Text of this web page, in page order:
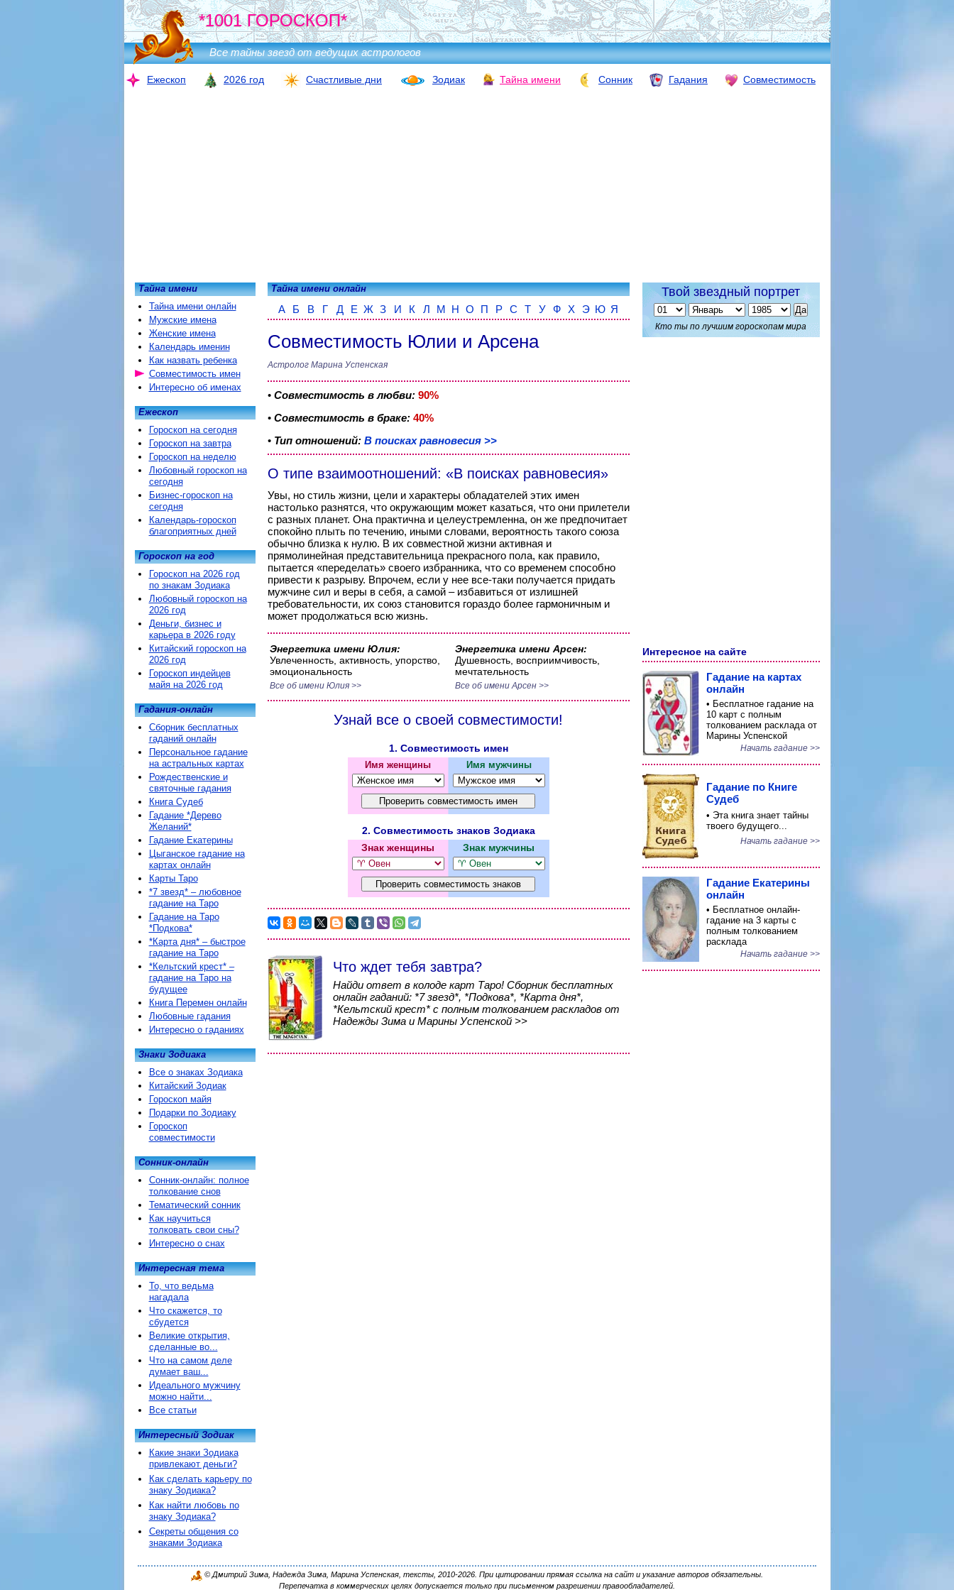
*1001 ГОРОСКОП*
Все тайны звезд от ведущих астрологов
Ежескоп 2026 год Счастливые дни Зодиак Тайна имени Сонник Гадания Совместимость
Тайна имени онлайн
А Б В Г Д Е Ж З И К Л М Н О П Р С Т У Ф Х Э Ю Я
Совместимость Юлии и Арсена
Астролог Марина Успенская
• Совместимость в любви: 90%
• Совместимость в браке: 40%
• Тип отношений: В поисках равновесия >>
О типе взаимоотношений: «В поисках равновесия»
Увы, но стиль жизни, цели и характеры обладателей этих имен
настолько разнятся, что окружающим может казаться, что они прилетели
с разных планет. Она практична и целеустремленна, он же предпочитает
спокойно плыть по течению, иными словами, вероятность такого союза
обычно близка к нулю. В их совместной жизни активная и
прямолинейная представительница прекрасного пола, как правило,
пытается «переделать» своего избранника, что со временем способно
привести к разрыву. Впрочем, если у нее все-таки получается придать
мужчине сил и веры в себя, а самой – избавиться от излишней
требовательности, их союз становится гораздо более гармоничным и
может продолжаться всю жизнь.
Энергетика имени Юлия:
Увлеченность, активность, упорство,
эмоциональность
Все об имени Юлия >>
Энергетика имени Арсен:
Душевность, восприимчивость,
мечтательность
Все об имени Арсен >>
Узнай все о своей совместимости!
1. Совместимость имен
Имя женщины Имя мужчины
2. Совместимость знаков Зодиака
Знак женщины
Знак мужчины
Что ждет тебя завтра?
Найди ответ в колоде карт Таро! Сборник бесплатных
онлайн гаданий: *7 звезд*, *Подкова*, *Карта дня*,
*Кельтский крест* с полным толкованием раскладов от
Надежды Зима и Марины Успенской >>
Тайна имени
Тайна имени онлайн
Мужские имена
Женские имена
Календарь именин
Как назвать ребенка
Совместимость имен
Интересно об именах
Ежескоп
Гороскоп на сегодня
Гороскоп на завтра
Гороскоп на неделю
Любовный гороскоп на
сегодня
Бизнес-гороскоп на
сегодня
Календарь-гороскоп
благоприятных дней
Гороскоп на год
Гороскоп на 2026 год
по знакам Зодиака
Любовный гороскоп на
2026 год
Деньги, бизнес и
карьера в 2026 году
Китайский гороскоп на
2026 год
Гороскоп индейцев
майя на 2026 год
Гадания-онлайн
Сборник бесплатных
гаданий онлайн
Персональное гадание
на астральных картах
Рождественские и
святочные гадания
Книга Судеб
Гадание *Дерево
Желаний*
Гадание Екатерины
Цыганское гадание на
картах онлайн
Карты Таро
*7 звезд* – любовное
гадание на Таро
Гадание на Таро
*Подкова*
*Карта дня* – быстрое
гадание на Таро
*Кельтский крест* –
гадание на Таро на
будущее
Книга Перемен онлайн
Любовные гадания
Интересно о гаданиях
Знаки Зодиака
Все о знаках Зодиака
Китайский Зодиак
Гороскоп майя
Подарки по Зодиаку
Гороскоп
совместимости
Сонник-онлайн
Сонник-онлайн: полное
толкование снов
Тематический сонник
Как научиться
толковать свои сны?
Интересно о снах
Интересная тема
То, что ведьма
нагадала
Что скажется, то
сбудется
Великие открытия,
сделанные во...
Что на самом деле
думает ваш...
Идеального мужчину
можно найти...
Все статьи
Интересный Зодиак
Какие знаки Зодиака
привлекают деньги?
Как сделать карьеру по
знаку Зодиака?
Как найти любовь по
знаку Зодиака?
Секреты общения со
знаками Зодиака
Твой звездный портрет
Кто ты по лучшим гороскопам мира
Интересное на сайте
Гадание на картах
онлайн
• Бесплатное гадание на
10 карт с полным
толкованием расклада от
Марины Успенской
Начать гадание >>
Гадание по Книге
Судеб
• Эта книга знает тайны
твоего будущего...
Начать гадание >>
Гадание Екатерины
онлайн
• Бесплатное онлайн-
гадание на 3 карты с
полным толкованием
расклада
Начать гадание >>
© Дмитрий Зима, Надежда Зима, Марина Успенская, тексты, 2010-2026. При цитировании прямая ссылка на сайт и указание авторов обязательны.
Перепечатка в коммерческих целях допускается только при письменном разрешении правообладателей.